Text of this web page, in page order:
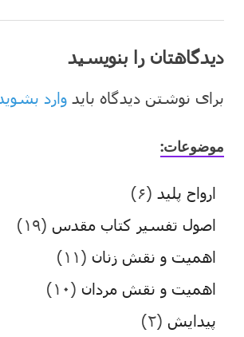
دیدگاهتان را بنویسید
برای نوشتن دیدگاه باید وارد بشوید
موضوعات:
ارواح پلید (۶)
اصول تفسیر کتاب مقدس (۱۹)
اهمیت و نقش زنان (۱۱)
اهمیت و نقش مردان (۱۰)
پیدایش (۲)